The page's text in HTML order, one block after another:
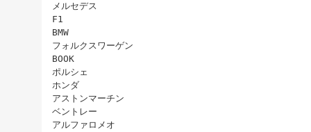
メルセデス
F1
BMW
フォルクスワーゲン
BOOK
ポルシェ
ホンダ
アストンマーチン
ベントレー
アルファロメオ